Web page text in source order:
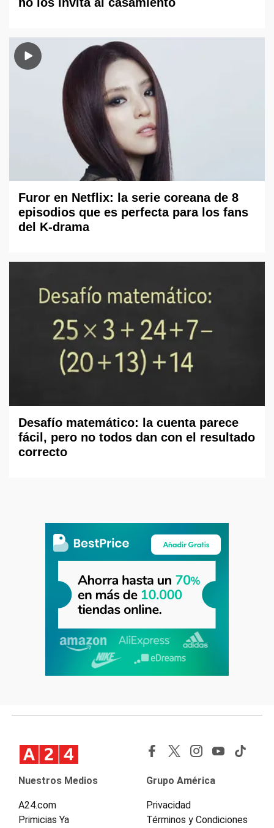
Furor en Netflix: la serie coreana de 8
episodios que es perfecta para los fans
del K-drama
Desafío matemático: la cuenta parece
fácil, pero no todos dan con el resultado
correcto
Nuestros Medios
A24.com
Primicias Ya
Grupo América
Privacidad
Términos y Condiciones